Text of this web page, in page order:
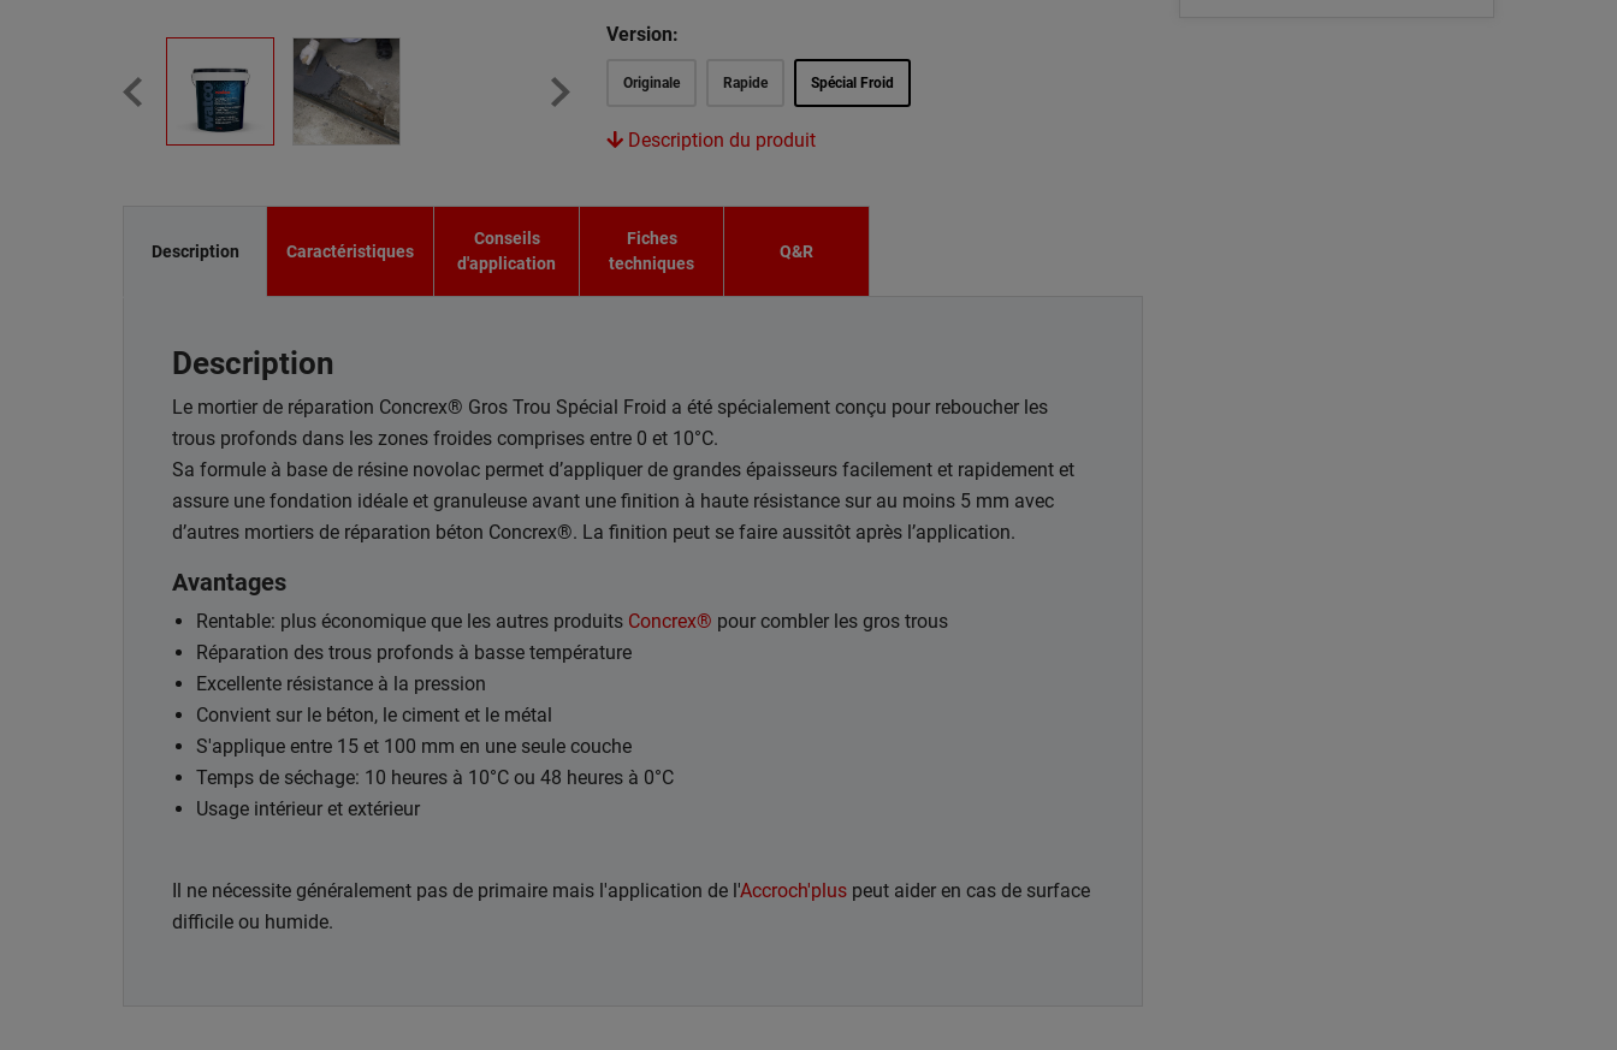
Version:
Originale Rapide Spécial Froid
Description du produit
Description Caractéristiques
Conseils
d'application
Fiches
techniques
Q&R
Description
Le mortier de réparation Concrex® Gros Trou Spécial Froid a été spécialement conçu pour reboucher les
trous profonds dans les zones froides comprises entre 0 et 10°C.
Sa formule à base de résine novolac permet d’appliquer de grandes épaisseurs facilement et rapidement et
assure une fondation idéale et granuleuse avant une finition à haute résistance sur au moins 5 mm avec
d’autres mortiers de réparation béton Concrex®. La finition peut se faire aussitôt après l’application.
Avantages
Rentable: plus économique que les autres produits Concrex® pour combler les gros trous
Réparation des trous profonds à basse température
Excellente résistance à la pression
Convient sur le béton, le ciment et le métal
S'applique entre 15 et 100 mm en une seule couche
Temps de séchage: 10 heures à 10°C ou 48 heures à 0°C
Usage intérieur et extérieur
Il ne nécessite généralement pas de primaire mais l'application de l'Accroch'plus peut aider en cas de surface
difficile ou humide.